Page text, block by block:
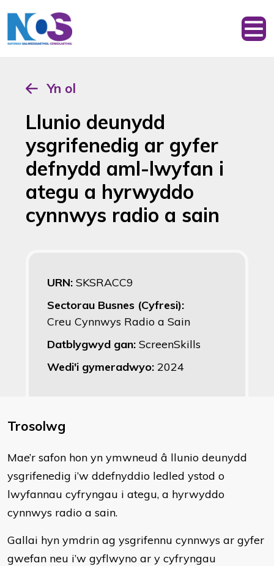
Yn ol
Llunio deunydd
ysgrifenedig ar gyfer
defnydd aml-lwyfan i
ategu a hyrwyddo
cynnwys radio a sain
URN: SKSRACC9
Sectorau Busnes (Cyfresi):
Creu Cynnwys Radio a Sain
Datblygwyd gan: ScreenSkills
Wedi'i gymeradwyo: 2024
Trosolwg
Mae’r safon hon yn ymwneud â llunio deunydd
ysgrifenedig i’w ddefnyddio ledled ystod o
lwyfannau cyfryngau i ategu, a hyrwyddo
cynnwys radio a sain.
Gallai hyn ymdrin ag ysgrifennu cynnwys ar gyfer
gwefan neu i’w gyflwyno ar y cyfryngau